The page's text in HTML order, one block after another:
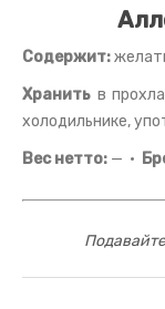
Содержит:
Хранить в
холодильнике,
Вес нетто: — ·